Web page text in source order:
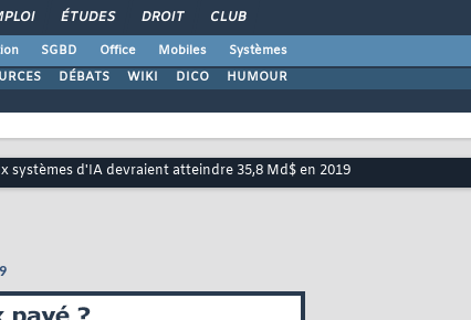
ÉTUDES DROIT CLUB
SGBD Office Mobiles
Systèmes
DÉBATS WIKI DICO HUMOUR
systèmes d'IA devraient atteindre 35,8 Md$ en 2019